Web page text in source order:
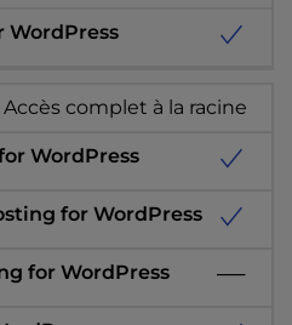
Accès complet à la racine